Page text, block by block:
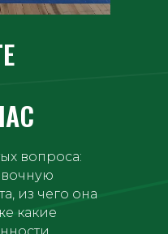
вопроса:
из чего она
какие